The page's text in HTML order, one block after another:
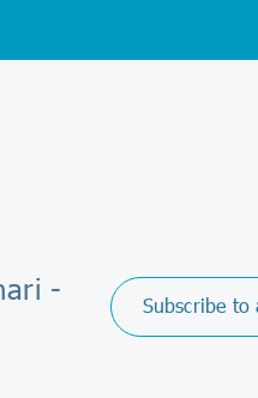
Subscribe to
-